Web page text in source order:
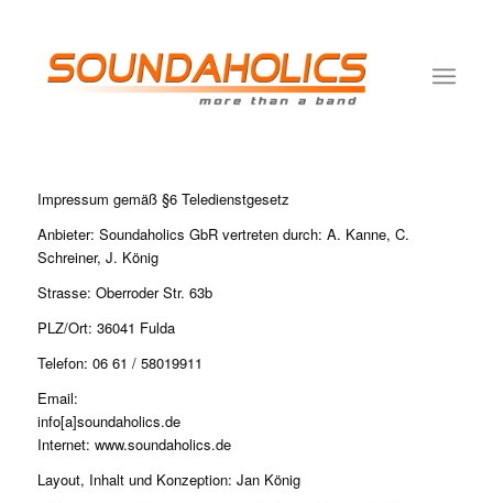
Impressum gemäß §6 Teledienstgesetz
Anbieter: Soundaholics GbR vertreten durch: A. Kanne, C.
Schreiner, J. König
Strasse: Oberroder Str. 63b
PLZ/Ort: 36041 Fulda
Telefon: 06 61 / 58019911
Email:
info[a]soundaholics.de
Internet: www.soundaholics.de
Layout, Inhalt und Konzeption: Jan König